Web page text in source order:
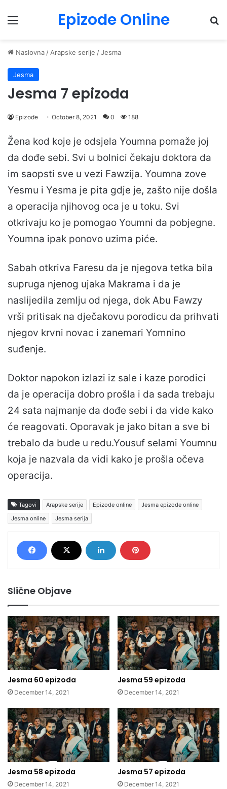
Menu Epizode Online
Naslovna / Arapske serije /Jesma
Jesma
Jesma 7 epizoda
Epizode October 8, 2021 0 188
Žena kod koje je odsjela Youmna pomaže joj
da dođe sebi. Svi u bolnici čekaju doktora da
im saopsti sve u vezi Fawzija. Youmna zove
Yesmu i Yesma je pita gdje je, zašto nije došla
a operacija njihovog oca je u toku. Svi
otkrivaju ko je pomogao Youmni da pobjegne.
Youmna ipak ponovo uzima piće.
Sabah otkriva Faresu da je njegova tetka bila
supruga njenog ujaka Makrama i da je
naslijedila zemlju od njega, dok Abu Fawzy
vrši pritisak na dječakovu porodicu da prihvati
njegov krvni novac i zanemari Yomnino
suđenje.
Doktor napokon izlazi iz sale i kaze porodici
da je operacija dobro prošla i da sada trebaju
24 sata najmanje da dođe sebi i da vide kako
će reagovati. Oporavak je jako bitan a sve bi
trebalo da bude u redu.Yousuf selami Youmnu
koja je nazvala da vidi kako je prošla očeva
operacija.
Tagovi Arapske serije Epizode online
Jesma epizode online
Jesma online
Jesma serija
Slične Objave
Jesma 60 epizoda
December 14, 2021
Jesma 59 epizoda
December 14, 2021
Jesma 58 epizoda
December 14, 2021
Jesma 57 epizoda
December 14, 2021